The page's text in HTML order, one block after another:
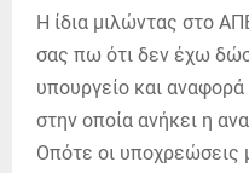
Η ίδια μιλώντας στο
σας πω ότι δεν έχω
υπουργείο και αναφορά
στην οποία ανήκει η
Οπότε οι υποχρεώσεις